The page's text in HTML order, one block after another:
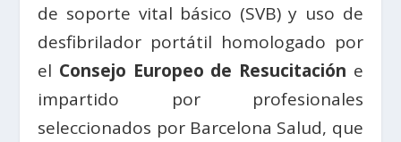
de soporte vital básico (SVB) y uso de
desfibrilador portátil homologado por
el Consejo Europeo de Resucitación e
impartido por profesionales
seleccionados por Barcelona Salud, que